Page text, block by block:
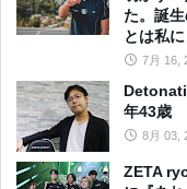
た。誕
とは私
7月 16,
年43歳
8月 03,
ZETA